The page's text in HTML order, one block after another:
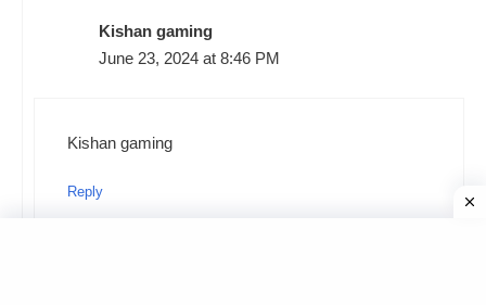
Kishan gaming
June 23, 2024 at 8:46 PM
Kishan gaming
Reply